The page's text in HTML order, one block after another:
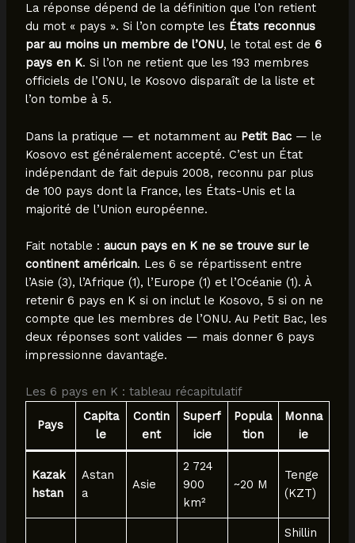
La réponse dépend de la définition que l’on retient
du mot « pays ». Si l’on compte les États reconnus
par au moins un membre de l’ONU, le total est de 6
pays en K. Si l’on ne retient que les 193 membres
officiels de l’ONU, le Kosovo disparaît de la liste et
l’on tombe à 5.
Dans la pratique — et notamment au Petit Bac— le
Kosovo est généralement accepté. C’est un État
indépendant de fait depuis 2008, reconnu par plus
de 100 pays dont la France, les États-Unis et la
majorité de l’Union européenne.
Fait notable : aucun pays en K ne se trouve sur le
continent américain. Les 6 se répartissent entre
l’Asie (3), l’Afrique (1), l’Europe (1) et l’Océanie (1). À
retenir 6 pays en K si on inclut le Kosovo, 5 si on ne
compte que les membres de l’ONU. Au Petit Bac, les
deux réponses sont valides — mais donner 6 pays
impressionne davantage.
Les 6 pays en K : tableau récapitulatif
Pays
Capita
le
Contin
ent
Superf
icie
Popula
tion
Monna
ie
Kazak
hstan
Astan
a
Asie
2 724
900
km²
~20 M
Tenge
(KZT)
Shillin